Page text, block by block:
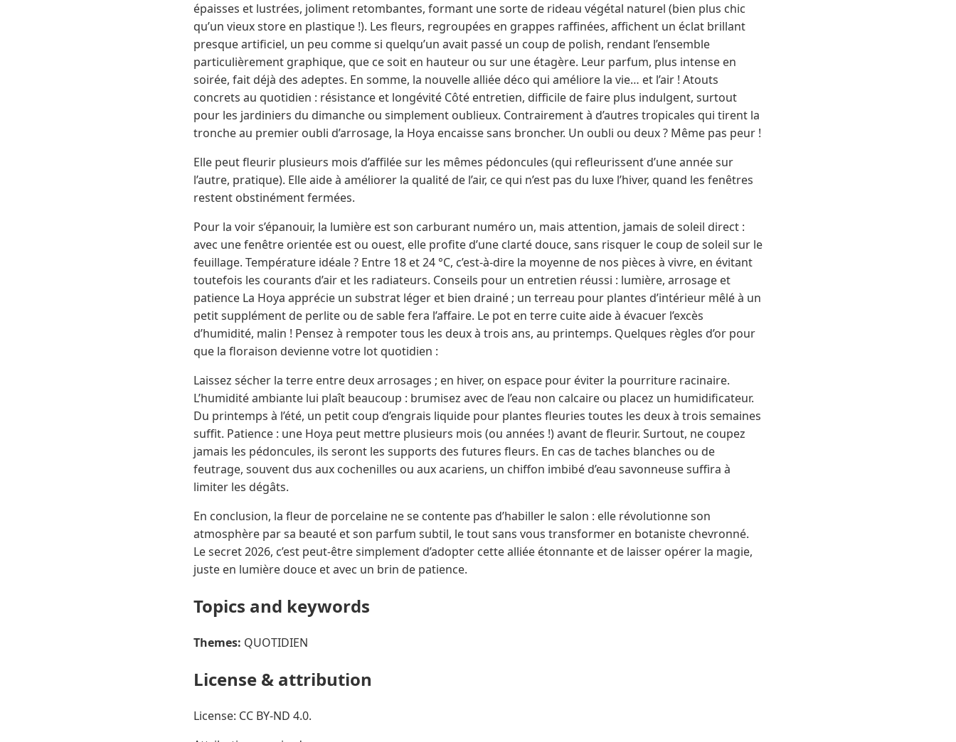
épaisses et lustrées, joliment retombantes, formant une sorte de rideau végétal naturel (bien plus chic
qu’un vieux store en plastique !). Les fleurs, regroupées en grappes raffinées, affichent un éclat brillant
presque artificiel, un peu comme si quelqu’un avait passé un coup de polish, rendant l’ensemble
particulièrement graphique, que ce soit en hauteur ou sur une étagère. Leur parfum, plus intense en
soirée, fait déjà des adeptes. En somme, la nouvelle alliée déco qui améliore la vie… et l’air ! Atouts
concrets au quotidien : résistance et longévité Côté entretien, difficile de faire plus indulgent, surtout
pour les jardiniers du dimanche ou simplement oublieux. Contrairement à d’autres tropicales qui tirent la
tronche au premier oubli d’arrosage, la Hoya encaisse sans broncher. Un oubli ou deux ? Même pas peur !
Elle peut fleurir plusieurs mois d’affilée sur les mêmes pédoncules (qui refleurissent d’une année sur
l’autre, pratique). Elle aide à améliorer la qualité de l’air, ce qui n’est pas du luxe l’hiver, quand les fenêtres
restent obstinément fermées.
Pour la voir s’épanouir, la lumière est son carburant numéro un, mais attention, jamais de soleil direct :
avec une fenêtre orientée est ou ouest, elle profite d’une clarté douce, sans risquer le coup de soleil sur le
feuillage. Température idéale ? Entre 18 et 24 °C, c’est-à-dire la moyenne de nos pièces à vivre, en évitant
toutefois les courants d’air et les radiateurs. Conseils pour un entretien réussi : lumière, arrosage et
patience La Hoya apprécie un substrat léger et bien drainé ; un terreau pour plantes d’intérieur mêlé à un
petit supplément de perlite ou de sable fera l’affaire. Le pot en terre cuite aide à évacuer l’excès
d’humidité, malin ! Pensez à rempoter tous les deux à trois ans, au printemps. Quelques règles d’or pour
que la floraison devienne votre lot quotidien :
Laissez sécher la terre entre deux arrosages ; en hiver, on espace pour éviter la pourriture racinaire.
L’humidité ambiante lui plaît beaucoup : brumisez avec de l’eau non calcaire ou placez un humidificateur.
Du printemps à l’été, un petit coup d’engrais liquide pour plantes fleuries toutes les deux à trois semaines
suffit. Patience : une Hoya peut mettre plusieurs mois (ou années !) avant de fleurir. Surtout, ne coupez
jamais les pédoncules, ils seront les supports des futures fleurs. En cas de taches blanches ou de
feutrage, souvent dus aux cochenilles ou aux acariens, un chiffon imbibé d’eau savonneuse suffira à
limiter les dégâts.
En conclusion, la fleur de porcelaine ne se contente pas d’habiller le salon : elle révolutionne son
atmosphère par sa beauté et son parfum subtil, le tout sans vous transformer en botaniste chevronné.
Le secret 2026, c’est peut-être simplement d’adopter cette alliée étonnante et de laisser opérer la magie,
juste en lumière douce et avec un brin de patience.
Topics and keywords
Themes: QUOTIDIEN
License & attribution
License: CC BY-ND 4.0.